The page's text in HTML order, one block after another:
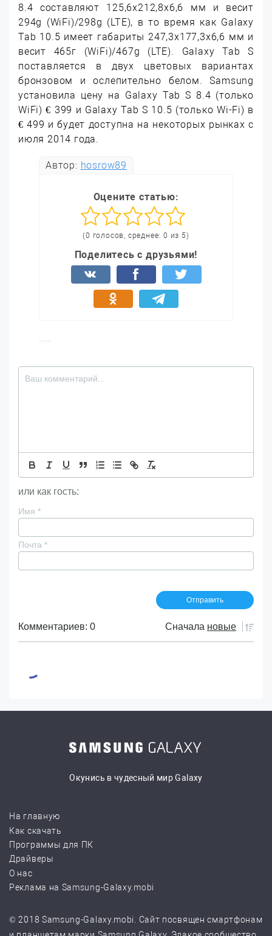
8.4 составляют 125,6х212,8х6,6 мм и весит
294g (WiFi)/298g (LTE), в то время как Galaxy
Tab 10.5 имеет габариты 247,3х177,3х6,6 мм и
весит 465г (WiFi)/467g (LTE). Galaxy Tab S
поставляется в двух цветовых вариантах
бронзовом и ослепительно белом. Samsung
установила цену на Galaxy Tab S 8.4 (только
WiFi) € 399 и Galaxy Tab S 10.5 (только Wi-Fi) в
€ 499 и будет доступна на некоторых рынках с
июля 2014 года.
Автор: hosrow89
Оцените статью:
(0 голосов, среднее: 0 из 5)
Поделитесь с друзьями!
или как гость:
Имя *
Почта *
Комментариев: 0 Сначала новые
Окунись в чудесный мир Galaxy
На главную
Как скачать
Программы для ПК
Драйверы
О нас
Реклама на Samsung-Galaxy.mobi
© 2018 Samsung-Galaxy.mobi. Сайт посвящен смартфонам